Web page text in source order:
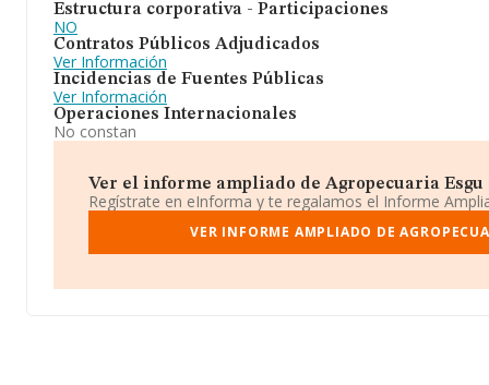
Estructura corporativa - Participaciones
NO
Contratos Públicos Adjudicados
Ver Información
Incidencias de Fuentes Públicas
Ver Información
Operaciones Internacionales
No constan
Ver el informe ampliado de Agropecuaria Esgu
Regístrate en eInforma y te regalamos el Informe
VER INFORME AMPLIADO DE